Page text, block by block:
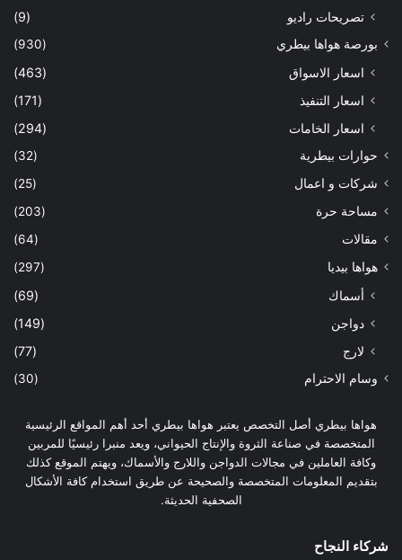
تصريحات راديو
(9)
بورصة هواها بيطري (930)
اسعار الاسواق
(463)
اسعار التنفيذ
(171)
اسعار الخامات
(294)
حوارات بيطرية
(32)
شركات و اعمال
(25)
مساحة حرة
(203)
مقالات
(64)
هواها بيديا
(297)
أسماك
(69)
دواجن
(149)
لارج
(77)
وسام الاحترام (30)
هواها بيطري أصل التخصص يعتبر هواها بيطري أحد أهم المواقع الرئيسية
المتخصصة في صناعة الثروة والإنتاج الحيواني، ويعد منبرا رئيسيًا للمربين
وكافة العاملين في مجالات الدواجن واللارج والأسماك، ويهتم الموقع كذلك
بتقديم المعلومات المتخصصة والصحيحة عن طريق استخدام كافة الأشكال
الصحفية الحديثة.
شركاء النجاح